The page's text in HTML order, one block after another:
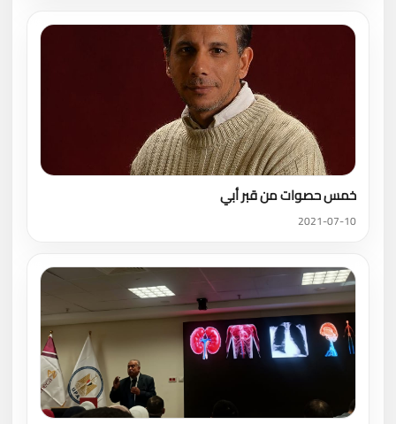
خمس حصوات من قبر أبي
2021-07-10